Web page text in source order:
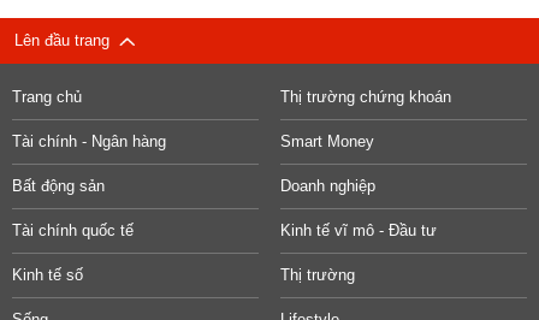
Lên đầu trang
Trang chủ Thị trường chứng khoán
Tài chính - Ngân hàng Smart Money
Bất động sản Doanh nghiệp
Tài chính quốc tế Kinh tế vĩ mô - Đầu tư
Kinh tế số Thị trường